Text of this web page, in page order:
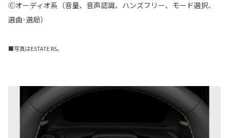
Ⓒオーディオ系（音量、音声認識、ハンズフリー、モード選択、
選曲･選局）
■写真はESTATE RS。